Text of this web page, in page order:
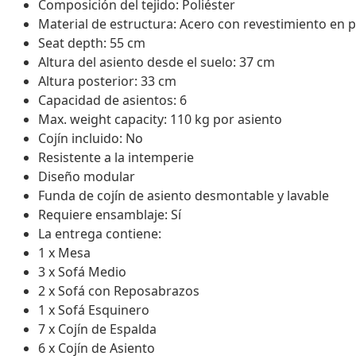
Composición del tejido: Poliéster
Material de estructura: Acero con revestimiento en
Seat depth: 55 cm
Altura del asiento desde el suelo: 37 cm
Altura posterior: 33 cm
Capacidad de asientos: 6
Max. weight capacity: 110 kg por asiento
Cojín incluido: No
Resistente a la intemperie
Diseño modular
Funda de cojín de asiento desmontable y lavable
Requiere ensamblaje: Sí
La entrega contiene:
1 x Mesa
3 x Sofá Medio
2 x Sofá con Reposabrazos
1 x Sofá Esquinero
7 x Cojín de Espalda
6 x Cojín de Asiento